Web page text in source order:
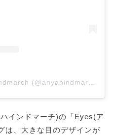
インドマーチ)の「Eyes(ア
は、大きな目のデザインが